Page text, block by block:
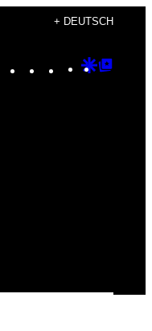
+ DEUTSCH
Instagram
TikTok
YouTube
Google